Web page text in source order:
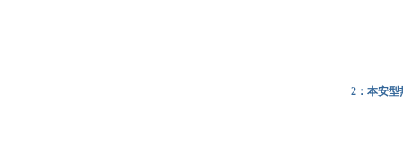
2：本安型